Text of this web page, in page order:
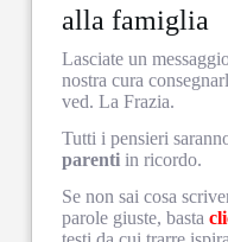
alla famiglia
Lasciate un
nostra cura
ved. La Frazia.
Tutti i pensieri
parenti in ricordo.
Se non sai cosa
parole giuste, basta